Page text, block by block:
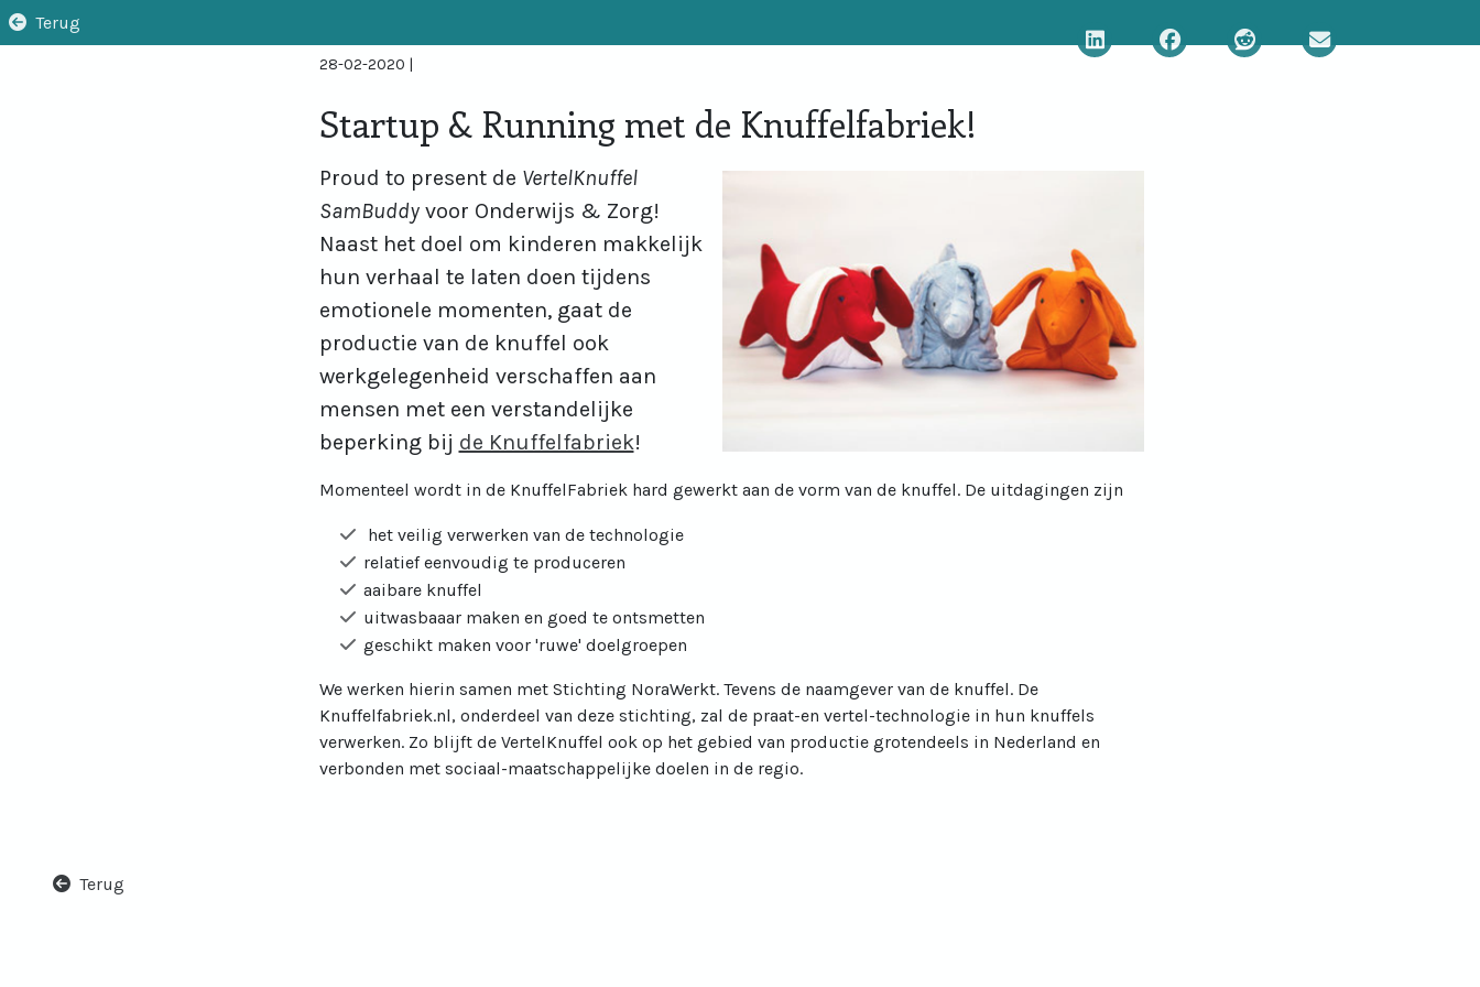
Terug Deel via LinkedInDeel via Facebook
Deel via Reddit
28-02-2020 |
Startup & Running met de Knuffelfabriek!
Proud to present de VertelKnuffel
SamBuddyvoor Onderwijs & Zorg!
Naast het doel om kinderen makkelijk
hun verhaal te laten doen tijdens
emotionele momenten, gaat de
productie van de knuffel ook
werkgelegenheid verschaffen aan
mensen met een verstandelijke
beperking bij de Knuffelfabriek!
Momenteel wordt in de KnuffelFabriek hard gewerkt aan de vorm van de knuffel. De uitdagingen zijn
het veilig verwerken van de technologie
relatief eenvoudig te produceren
aaibare knuffel
uitwasbaaar maken en goed te ontsmetten
geschikt maken voor 'ruwe' doelgroepen
We werken hierin samen met Stichting NoraWerkt. Tevens de naamgever van de knuffel. De
Knuffelfabriek.nl, onderdeel van deze stichting, zal de praat-en vertel-technologie in hun knuffels
verwerken. Zo blijft de VertelKnuffel ook op het gebied van productie grotendeels in Nederland en
verbonden met sociaal-maatschappelijke doelen in de regio.
Terug